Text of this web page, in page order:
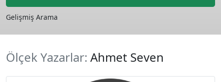
Gelişmiş Arama
Ölçek Yazarlar: Ahmet Seven